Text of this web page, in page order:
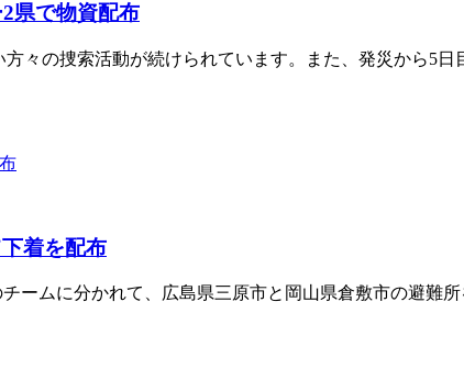
県で物資配布
々の捜索活動が続けられています。また、発災から5
着を配布
ームに分かれて、広島県三原市と岡山県倉敷市の避難